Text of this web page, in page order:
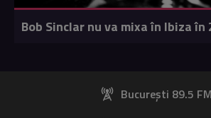
Bob Sinclar nu va mixa în Ibiza
București 89.5 FM